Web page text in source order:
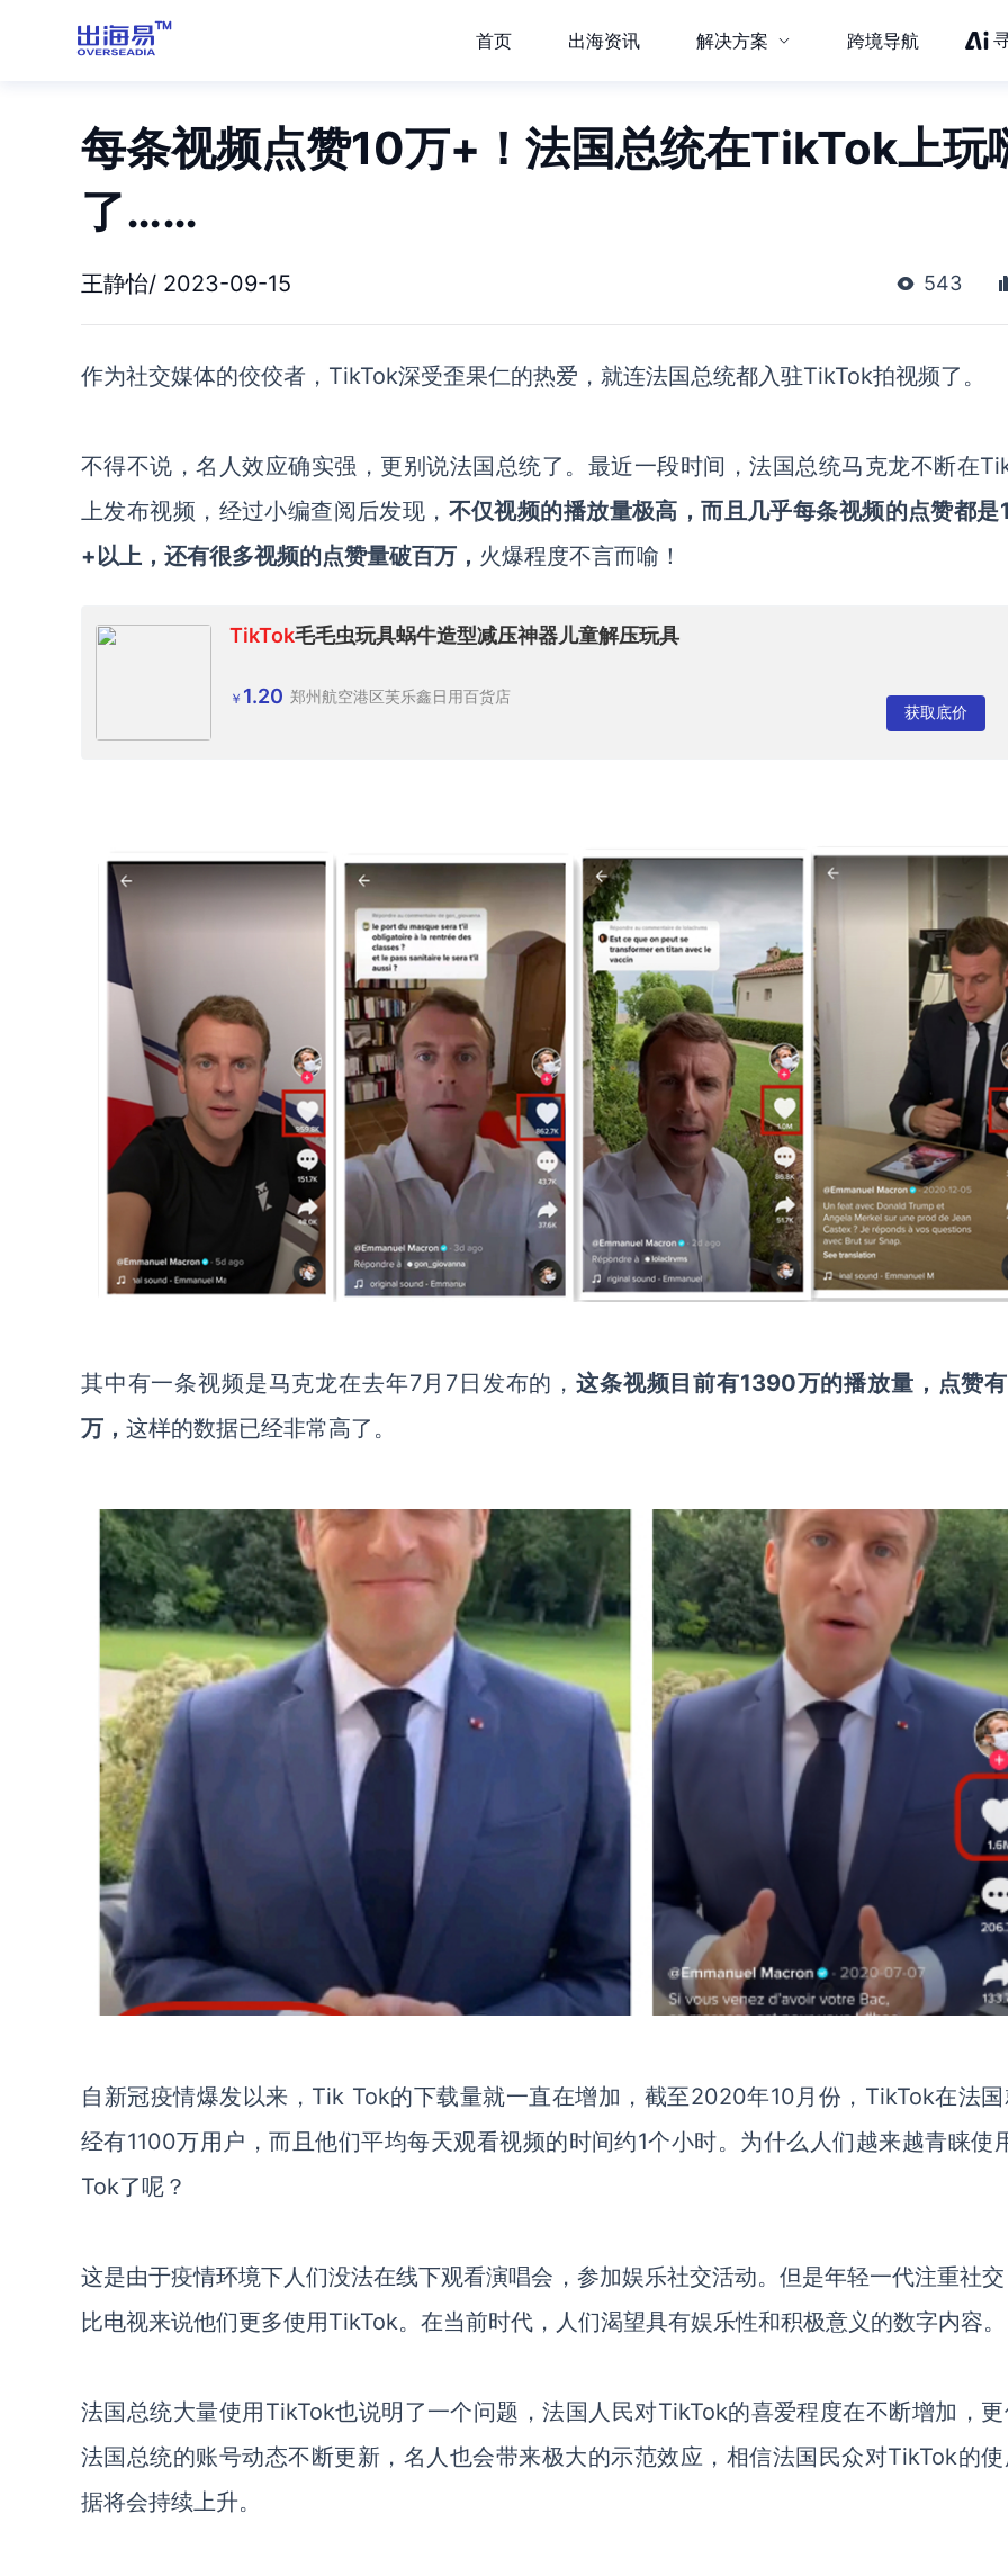
首页 出海资讯 解决方案 跨境导航
每条视频点赞10万+！法国总统在TikTok上玩
了……
王静怡/ 2023-09-15 543
作为社交媒体的佼佼者， TikTok深受歪果仁的热爱，就连法国总统都入驻TikTok拍视频了。
不得不说，名人效应确实强，更别说法国总统了。 最近一段时间，法国总统马克龙不断在
上发布视频， 经过小编查阅后发现， 不仅视频的播放量极高，而且几乎每条视频的点赞都是
+以上，还有很多视频的点赞量破百万， 火爆程度不言而喻！
TikTok毛毛虫玩具蜗牛造型减压神器儿童解压玩具
￥ 1.20 郑州航空港区芙乐鑫日用百货店
获取底价
其中有一条视频是马克龙在去年7月7日发布的，这条视频目前有1390万的播放量，点赞
万， 这样的数据已经非常高了。
自新冠疫情爆发以来， Tik Tok的下载量就一直在增加， 截至2020年10月份， TikTok在法国
经有1100万用户，而且他们平均每天观看视频的时间约1个小时。 为什么人们越来越青睐使
Tok了呢？
这是由于疫情环境下人们没法在线下观看演唱会，参加娱乐社交活动。 但是年轻一代注重社
比电视来说他们更多使用TikTok。在当前时代，人们渴望具有娱乐性和积极意义的数字内容。
法国总统大量使用TikTok也说明了一个问题，法国人民对TikTok的喜爱程度在不断增加，
法国总统的账号动态不断更新，名人也会带来极大的示范效应 ， 相信法国民众对TikTok的
据将会持续上升。